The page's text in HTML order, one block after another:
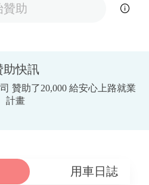
贊助
助快訊
贊助了20,000 給安心上路就業
計畫
用車日誌